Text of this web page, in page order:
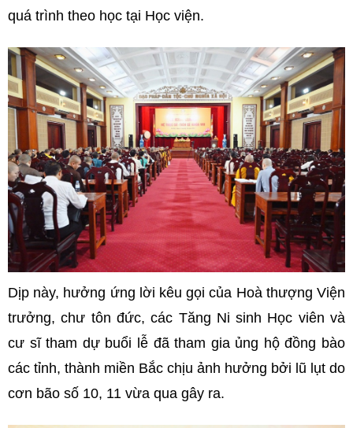
quá trình theo học tại Học viện.
Dịp này, hưởng ứng lời kêu gọi của Hoà thượng Viện
trưởng, chư tôn đức, các Tăng Ni sinh Học viên và
cư sĩ tham dự buổi lễ đã tham gia ủng hộ đồng bào
các tỉnh, thành miền Bắc chịu ảnh hưởng bởi lũ lụt do
cơn bão số 10, 11 vừa qua gây ra.